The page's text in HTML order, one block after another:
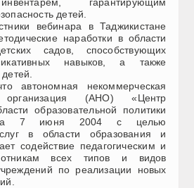
детей.
вебинара в Таджикистане
наработки в области
садов, способствующих
навыков, а также
автономная некоммерческая
организация (АНО) «Центр
образовательной политики
7 июня 2004 с целью
в области образования и
содействие педагогическим и
всех типов и видов
по реализации новых